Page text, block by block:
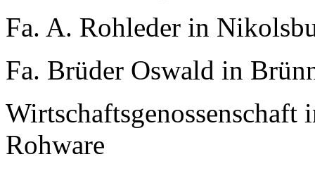
Fa. A. Rohleder in
Fa. Brüder Oswald in
Rohware